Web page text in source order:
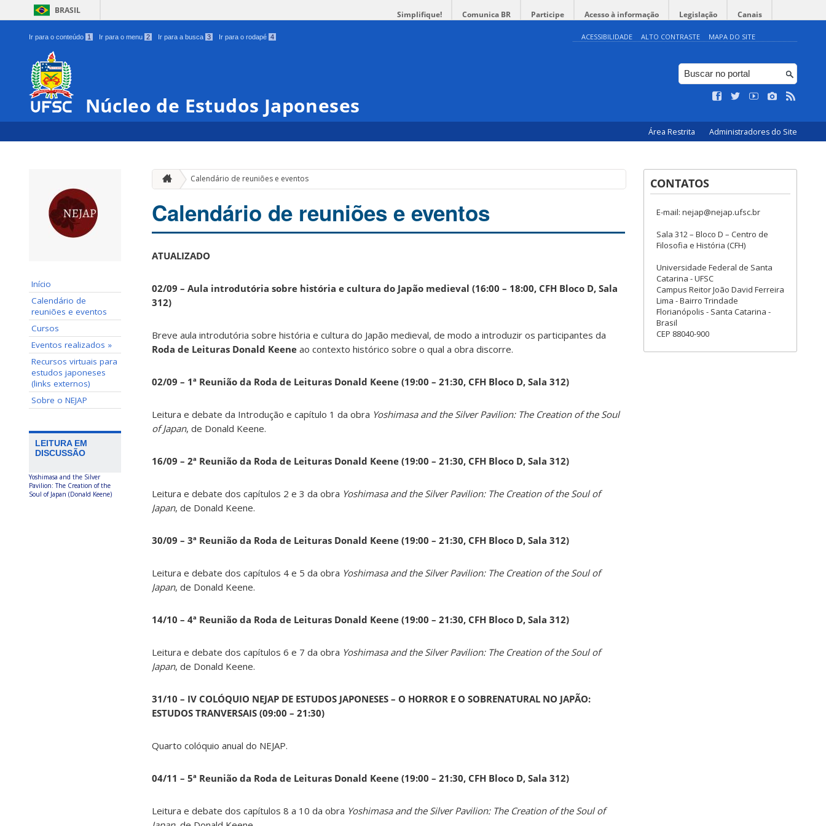
BRASIL Simplifique! Comunica BR Participe Acesso à informação Legislação Canais
Ir para o conteúdo 1 Ir para o menu 2 Ir para a busca 3 Ir para o rodapé 4 ACESSIBILIDADE ALTO CONTRASTE MAPA DO SITE
Núcleo de Estudos Japoneses
Área Restrita Administradores do Site
Início
Calendário de
reuniões e eventos
Cursos
Eventos realizados »
Recursos virtuais para
estudos japoneses
(links externos)
Sobre o NEJAP
LEITURA EM
DISCUSSÃO
Yoshimasa and the Silver
Pavilion: The Creation of the
Soul of Japan (Donald Keene)
Calendário de reuniões e eventos
Calendário de reuniões e eventos
ATUALIZADO
02/09 – Aula introdutória sobre história e cultura do Japão medieval (16:00 – 18:00, CFH Bloco D, Sala
312)
Breve aula introdutória sobre história e cultura do Japão medieval, de modo a introduzir os participantes da
Roda de Leituras Donald Keene ao contexto histórico sobre o qual a obra discorre.
02/09 – 1ª Reunião da Roda de Leituras Donald Keene (19:00 – 21:30, CFH Bloco D, Sala 312)
Leitura e debate da Introdução e capítulo 1 da obra Yoshimasa and the Silver Pavilion: The Creation of the Soul
of Japan, de Donald Keene.
16/09 – 2ª Reunião da Roda de Leituras Donald Keene (19:00 – 21:30, CFH Bloco D, Sala 312)
Leitura e debate dos capítulos 2 e 3 da obra Yoshimasa and the Silver Pavilion: The Creation of the Soul of
Japan, de Donald Keene.
30/09 – 3ª Reunião da Roda de Leituras Donald Keene (19:00 – 21:30, CFH Bloco D, Sala 312)
Leitura e debate dos capítulos 4 e 5 da obra Yoshimasa and the Silver Pavilion: The Creation of the Soul of
Japan, de Donald Keene.
14/10 – 4ª Reunião da Roda de Leituras Donald Keene (19:00 – 21:30, CFH Bloco D, Sala 312)
Leitura e debate dos capítulos 6 e 7 da obra Yoshimasa and the Silver Pavilion: The Creation of the Soul of
Japan, de Donald Keene.
31/10 – IV COLÓQUIO NEJAP DE ESTUDOS JAPONESES – O HORROR E O SOBRENATURAL NO JAPÃO:
ESTUDOS TRANVERSAIS (09:00 – 21:30)
Quarto colóquio anual do NEJAP.
04/11 – 5ª Reunião da Roda de Leituras Donald Keene (19:00 – 21:30, CFH Bloco D, Sala 312)
Leitura e debate dos capítulos 8 a 10 da obra Yoshimasa and the Silver Pavilion: The Creation of the Soul of
CONTATOS
E-mail: nejap@nejap.ufsc.br
Sala 312 – Bloco D – Centro de
Filosofia e História (CFH)
Universidade Federal de Santa
Catarina - UFSC
Campus Reitor João David Ferreira
Lima - Bairro Trindade
Florianópolis - Santa Catarina -
Brasil
CEP 88040-900